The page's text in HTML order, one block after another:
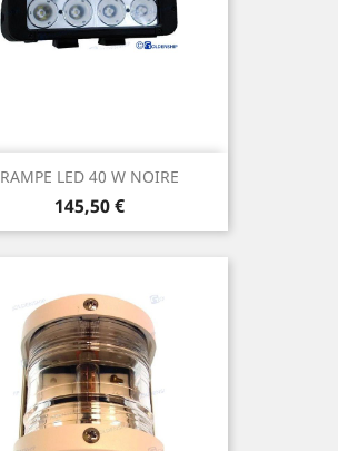
RAMPE LED 40 W NOIRE
Prix
145,50 €